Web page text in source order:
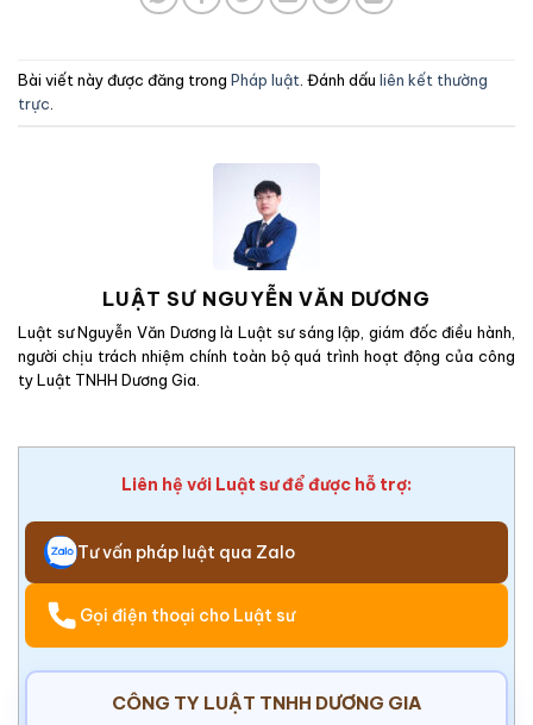
Bài viết này được đăng trong Pháp luật . Đánh dấu liên kết thường
trực
LUẬT SƯ NGUYỄN VĂN DƯƠNG
Luật sư Nguyễn Văn Dương là Luật sư sáng lập, giám đốc điều hành,
người chịu trách nhiệm chính toàn bộ quá trình hoạt động của công
ty Luật TNHH Dương Gia.
Liên hệ với Luật sư để được hỗ trợ:
Tư vấn pháp luật qua Zalo
Gọi điện thoại cho Luật sư
CÔNG TY LUẬT TNHH DƯƠNG GIA